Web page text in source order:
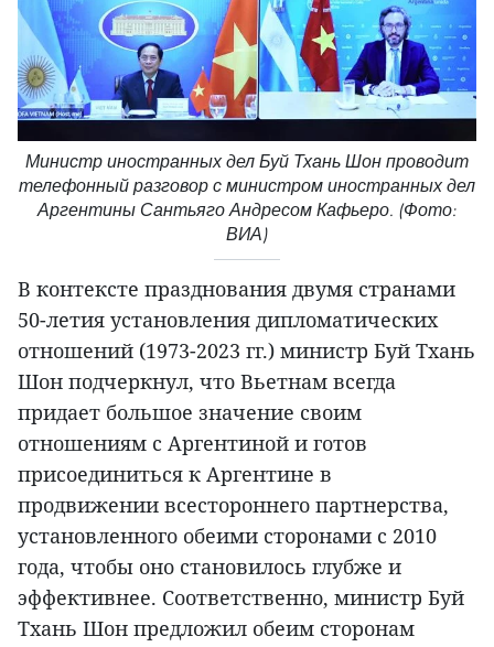
Министр иностранных дел Буй Тхань Шон проводит
телефонный разговор с министром иностранных дел
Аргентины Сантьяго Андресом Кафьеро. (Фото:
ВИА)
В контексте празднования двумя странами
50-летия установления дипломатических
отношений (1973-2023 гг.) министр Буй Тхань
Шон подчеркнул, что Вьетнам всегда
придает большое значение своим
отношениям с Аргентиной и готов
присоединиться к Аргентине в
продвижении всестороннего партнерства,
установленного обеими сторонами с 2010
года, чтобы оно становилось глубже и
эффективнее. Соответственно, министр Буй
Тхань Шон предложил обеим сторонам